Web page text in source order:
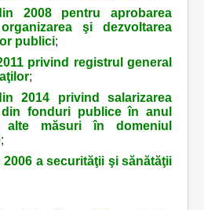
2008 pentru aprobarea
şi dezvoltarea
publici;
privind registrul general
;
2014 privind salarizarea
fonduri publice în anul
măsuri în domeniul
;
2006 a securităţii şi sănătăţii